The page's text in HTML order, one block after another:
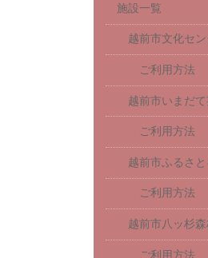
施設一覧
越前市文化セ
ご利用方法
越前市いまだ
ご利用方法
越前市ふるさ
ご利用方法
越前市八ッ杉
ご利用方法